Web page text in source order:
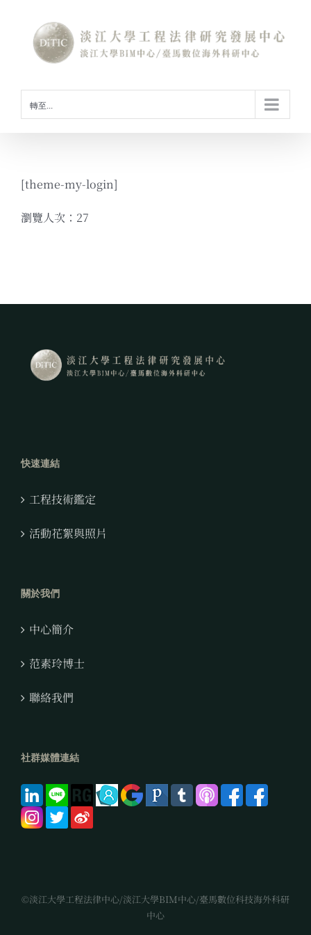
content
轉至...
[theme-my-login]
瀏覽人次：27
快速連結
工程技術鑑定
活動花絮與照片
關於我們
中心簡介
范素玲博士
聯絡我們
社群媒體連結
©淡江大學工程法律中心/淡江大學BIM中心/臺馬數位科技海外科研
中心